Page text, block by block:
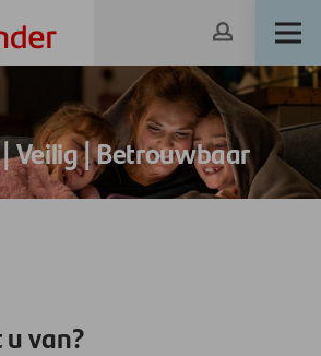
Veilig | Betrouwbaar
van?